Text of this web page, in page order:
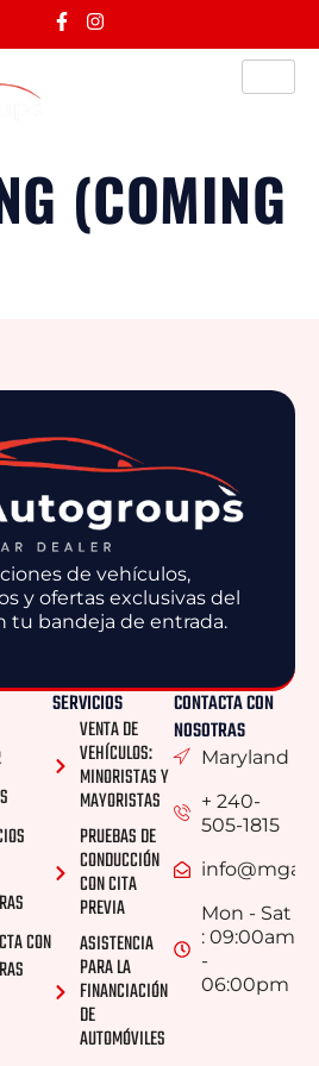
(COMING
de vehículos,
y ofertas exclusivas del
tu bandeja de entrada.
CON
SERVICIOS
VENTA DE
VEHÍCULOS:
MINORISTAS Y
MAYORISTAS
PRUEBAS DE
CONDUCCIÓN
CON CITA
PREVIA
ASISTENCIA
PARA LA
FINANCIACIÓN
DE
AUTOMÓVILES
CONTACTA CON
NOSOTRAS
Maryland
+ 240-
505-1815
Mon - Sat
: 09:00am
-
06:00pm